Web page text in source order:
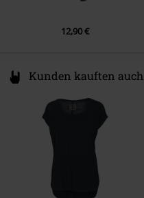
12,90 €
Kunden kauften auch